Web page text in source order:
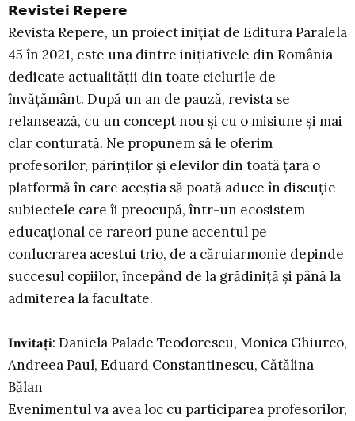
𝗥𝗲𝘃𝗶𝘀𝘁𝗲𝗶 𝗥𝗲𝗽𝗲𝗿𝗲
Revista Repere, un proiect inițiat de Editura Paralela
45 în 2021, este una dintre inițiativele din România
dedicate actualității din toate ciclurile de
învățământ. După un an de pauză, revista se
relansează, cu un concept nou și cu o misiune și mai
clar conturată. Ne propunem să le oferim
profesorilor, părinților și elevilor din toată țara o
platformă în care aceștia să poată aduce în discuție
subiectele care îi preocupă, într-un ecosistem
educațional ce rareori pune accentul pe
conlucrarea acestui trio, de a căruiarmonie depinde
succesul copiilor, începând de la grădiniță și până la
admiterea la facultate.
𝐈𝐧𝐯𝐢𝐭𝐚𝐭̦𝐢: Daniela Palade Teodorescu, Monica Ghiurco,
Andreea Paul, Eduard Constantinescu, Cătălina
Bălan
Evenimentul va avea loc cu participarea profesorilor,